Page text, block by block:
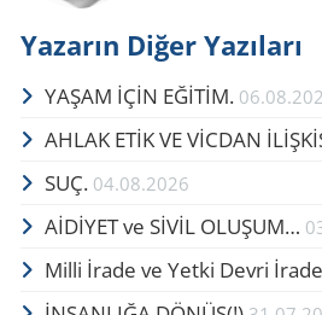
Yazarın Diğer Yazıları
YAŞAM İÇİN EĞİTİM.
AHLAK ETİK VE VİCDAN
SUÇ. 04.08.2026
AİDİYET ve SİVİL OLUŞUM…
Milli İrade ve Yetki Devri